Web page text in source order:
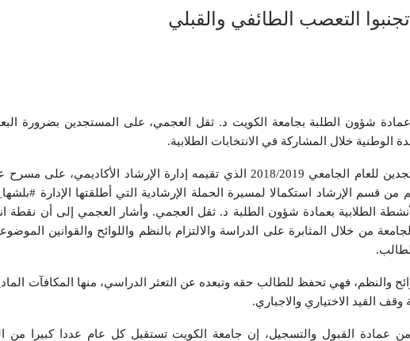
التعصب الطائفي والقبلي
شؤون الطلبة بجامعة الكويت د. ثقل العجمي، على المستجدين بضرورة
الوطنية خلال المشاركة في الانتخابات الطلابية.
جاء ذلك خلال اللقاء الإرشادي للطلبة المستجدين للعام الجامعي 2018/2019 الذي تقيمه إدارة الإرشاد الأكاديمي،
من قسم الإرشاد استكمالا لمسيرة الحملة الإرشادية التي أطلقتها الإدارة
الطلابية بعمادة شؤون الطلبة د. ثقل العجمي. وأشار العجمي إلى أن نقطة
للعام الجامعي 2018/2019 في الجامعة من خلال المثابرة على الدراسة والالتزام بالنظم واللوائح والقوانين
والنظم، فهي تحفظ للطالب حقه وتبعده عن التعثر الدراسي، منها المكافآت
القيد الاختياري والاجباري.
عمادة القبول والتسجيل، إن جامعة الكويت تستقبل كل عام عددا كبيرا من